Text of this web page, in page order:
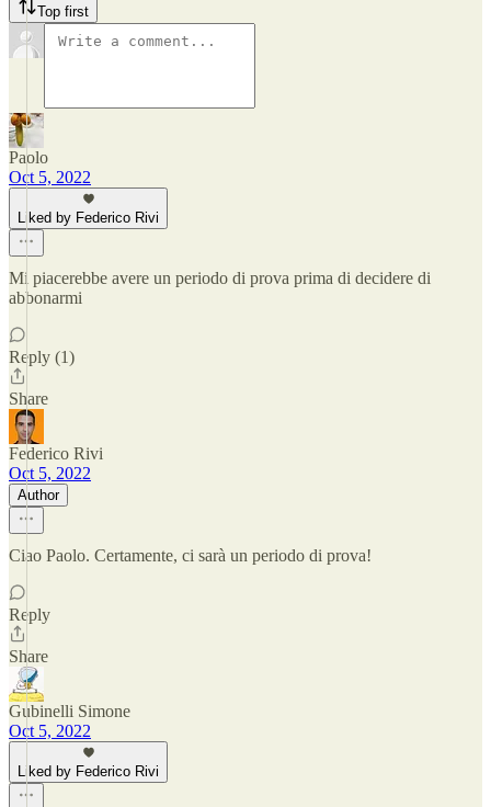
Top first
Paolo
Oct 5, 2022
Liked by Federico Rivi
Mi piacerebbe avere un periodo di prova prima di decidere di
abbonarmi
Reply (1)
Share
Federico Rivi
Oct 5, 2022
Author
Ciao Paolo. Certamente, ci sarà un periodo di prova!
Reply
Share
Gubinelli Simone
Oct 5, 2022
Liked by Federico Rivi